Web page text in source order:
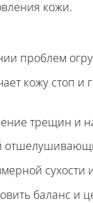
кожи.
проблем
кожу стоп
трещин и
баланс и